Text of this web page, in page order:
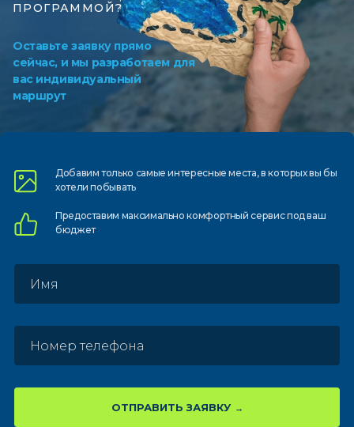
ПРОГРАММОЙ?
Оставьте заявку прямо
сейчас, и мы разработаем для
вас индивидуальный
маршрут
Добавим только самыеинтересные места, в которыхвы бы
хотели побывать
Предоставим максимально комфортныйсервис под ваш
бюджет
ОТПРАВИТЬ ЗАЯВКУ